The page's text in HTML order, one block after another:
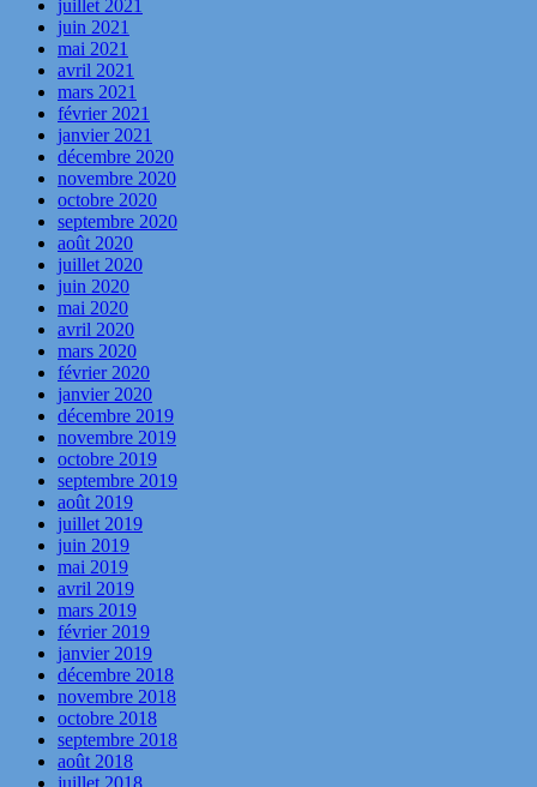
juillet 2021
juin 2021
mai 2021
avril 2021
mars 2021
février 2021
janvier 2021
décembre 2020
novembre 2020
octobre 2020
septembre 2020
août 2020
juillet 2020
juin 2020
mai 2020
avril 2020
mars 2020
février 2020
janvier 2020
décembre 2019
novembre 2019
octobre 2019
septembre 2019
août 2019
juillet 2019
juin 2019
mai 2019
avril 2019
mars 2019
février 2019
janvier 2019
décembre 2018
novembre 2018
octobre 2018
septembre 2018
août 2018